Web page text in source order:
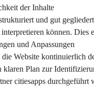
der Inhalte
und gut
können. Dies
und Anpassungen
die Website kontinuierlich
klaren Plan zur
citiesapps durchgeführt